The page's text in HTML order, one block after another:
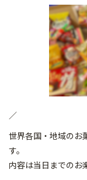
／
世界各国・地域のお
す。
内容は当日までのお